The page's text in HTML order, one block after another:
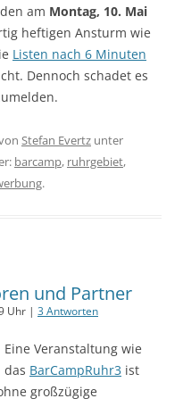
am Montag, 10. Mai
heftigen Ansturm wie
Listen nach 6 Minuten
Dennoch schadet es
Stefan Evertz unter
barcamp, ruhrgebiet,
.
und Partner
Uhr | 3 Antworten
Eine Veranstaltung wie
das BarCampRuhr3 ist
großzügige